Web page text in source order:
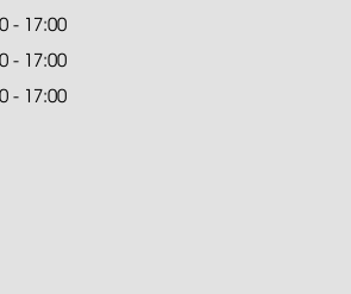
- 17:00
- 17:00
- 17:00